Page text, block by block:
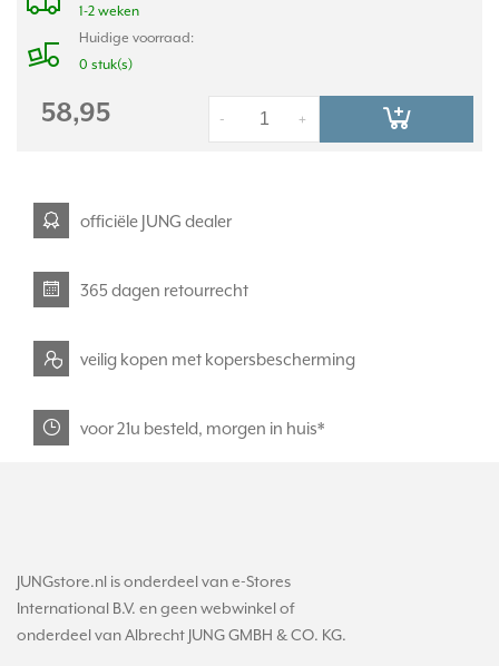
1-2 weken
Huidige voorraad:
0 stuk(s)
58,95 +
-
officiële JUNG dealer
365 dagen retourrecht
veilig kopen met kopersbescherming
voor 21u besteld, morgen in huis*
JUNGstore.nl is onderdeel van e-Stores
International B.V. en geen webwinkel of
onderdeel van Albrecht JUNG GMBH & CO. KG.